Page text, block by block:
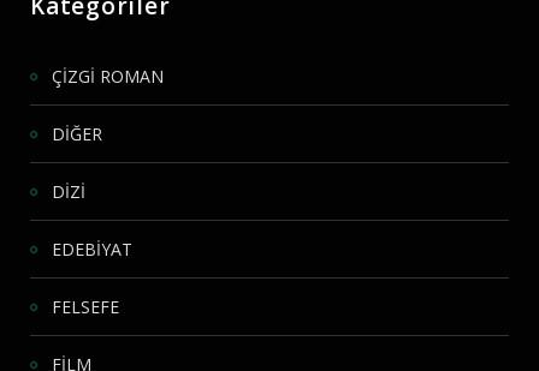
ÇİZGİ ROMAN
DİĞER
DİZİ
EDEBİYAT
FELSEFE
FİLM